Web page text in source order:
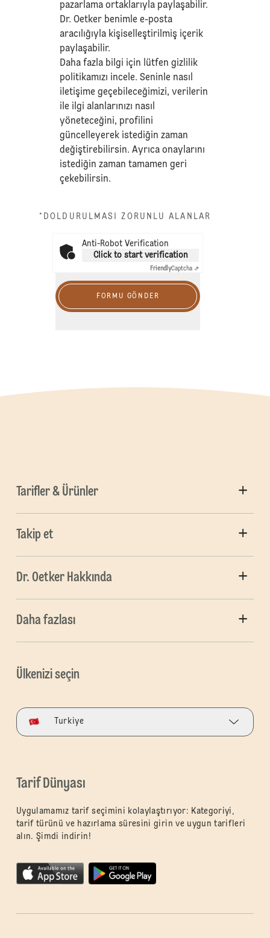
pazarlama ortaklarıyla paylaşabilir.
Dr. Oetker benimle e-posta
aracılığıyla kişiselleştirilmiş içerik
paylaşabilir.
Daha fazla bilgi için lütfengizlilik
politikamızı incele. Seninle nasıl
iletişime geçebileceğimizi, verilerin
ile ilgi alanlarınızı nasıl
yöneteceğini, profilini
güncelleyerek istediğin zaman
değiştirebilirsin. Ayrıca onaylarını
istediğin zaman tamamen geri
çekebilirsin.
*DOLDURULMASI ZORUNLU ALANLAR
Anti-Robot Verification
Click to start verification
FriendlyCaptcha ⇗
FORMU GÖNDER
Tarifler & Ürünler
Takip et
Dr. Oetker Hakkında
Daha fazlası
Ülkenizi seçin
Turkiye
Tarif Dünyası
Uygulamamız tarif seçimini kolaylaştırıyor: Kategoriyi,
tarif türünü ve hazırlama süresini girin ve uygun tarifleri
alın. Şimdi indirin!